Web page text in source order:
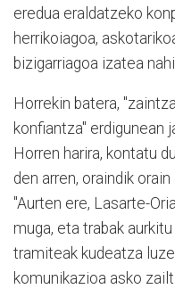
eredua eraldatzeko
herrikoiagoa,
bizigarriagoa izatea nahi
Horrekin batera,
konfiantza" erdigunean
Horren harira, kontatu
den arren, oraindik
"Aurten ere, Lasarte-
muga, eta trabak
tramiteak kudeatza
komunikazioa asko